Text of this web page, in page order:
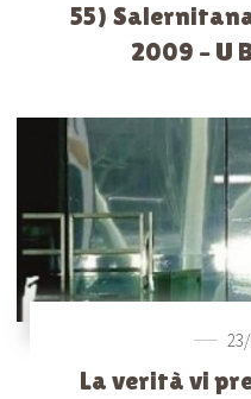
55)
2009 – U
La verità vi